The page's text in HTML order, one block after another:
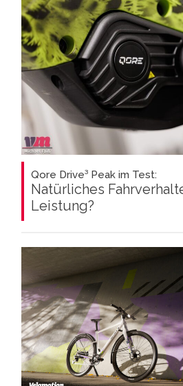
Qore Drive³ Peak im Test:
Natürliches
Leistung?